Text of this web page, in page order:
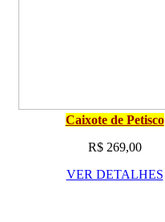
Caixote de Petisco
R$ 269,00
VER DETALHES